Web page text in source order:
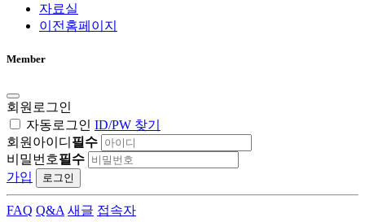
자료실
이전홈페이지
Member
회원로그인
자동로그인 ID/PW 찾기
회원아이디 필수
비밀번호필수
가입
로그인
FAQ Q&A 새글 접속자